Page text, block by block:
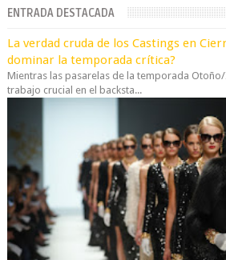
ENTRADA DESTACADA
La verdad cruda de los Castings en
dominar la temporada crítica?
Mientras las pasarelas de la temporada
trabajo crucial en el backsta...